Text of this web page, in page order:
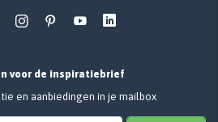
voor de inspiratiebrief
en aanbiedingen in je mailbox